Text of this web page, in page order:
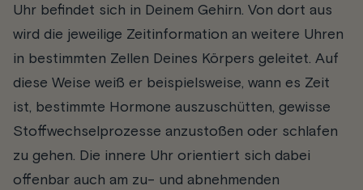
Uhr befindet sich in Deinem Gehirn. Von dort aus
wird die jeweilige Zeitinformation an weitere Uhren
in bestimmten Zellen Deines Körpers geleitet. Auf
diese Weise weiß er beispielsweise, wann es Zeit
ist, bestimmte Hormone auszuschütten, gewisse
Stoffwechselprozesse anzustoßen oder schlafen
zu gehen. Die innere Uhr orientiert sich dabei
offenbar auch am zu- und abnehmenden